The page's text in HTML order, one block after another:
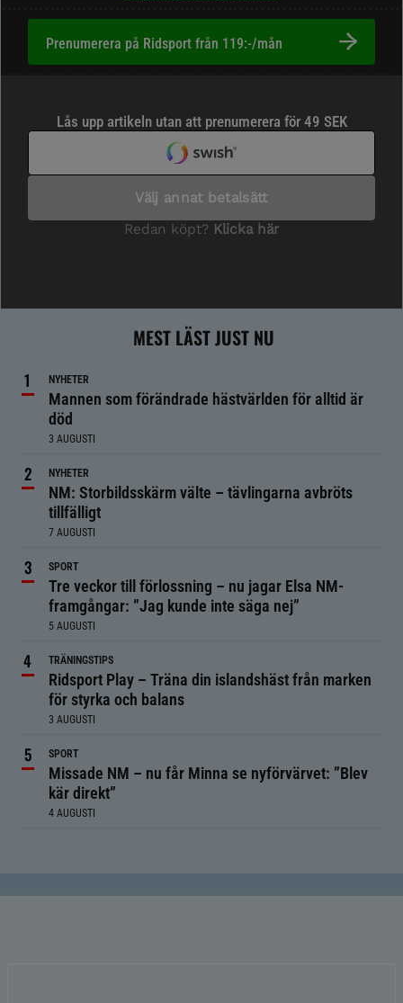
Prenumerera på Ridsport från 119:-/mån
MEST LÄST JUST NU
NYHETER
Mannen som förändrade hästvärlden för alltid är
död
3 AUGUSTI
NYHETER
NM: Storbildsskärm välte – tävlingarna avbröts
tillfälligt
7 AUGUSTI
SPORT
Tre veckor till förlossning – nu jagar Elsa NM-
framgångar: ”Jag kunde inte säga nej”
5 AUGUSTI
TRÄNINGSTIPS
Ridsport Play – Träna din islandshäst från marken
för styrka och balans
3 AUGUSTI
SPORT
Missade NM – nu får Minna se nyförvärvet: ”Blev
kär direkt”
4 AUGUSTI